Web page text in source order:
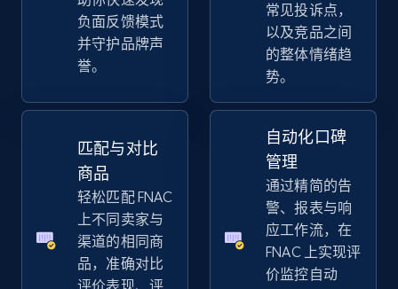
Amazon sellers info
Seller id, URL, Seller name, Description, Detailed
info, Stars, Feedbacks, Return policy, and more.
2.5K+ 378+ 立即开始
eBay
URL, Product id, Title, Seller name, Seller rating,
负面反馈模式
并守护品牌声
誉。
常见投诉点，
以及竞品之间
的整体情绪趋
势。
匹配与对比
商品
轻松匹配 FNAC
上不同卖家与
渠道的相同商
品，准确对比
评价表现、评
自动化口碑
管理
通过精简的告
警、报表与响
应工作流，在
FNAC 上实现评
价监控自动